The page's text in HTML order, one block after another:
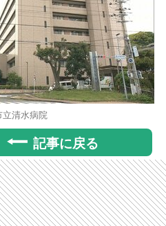
立清水病院
記事に戻る